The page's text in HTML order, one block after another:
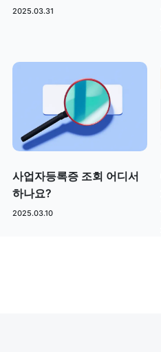
2025.03.31
사업자등록증 조회 어디서
하나요?
2025.03.10